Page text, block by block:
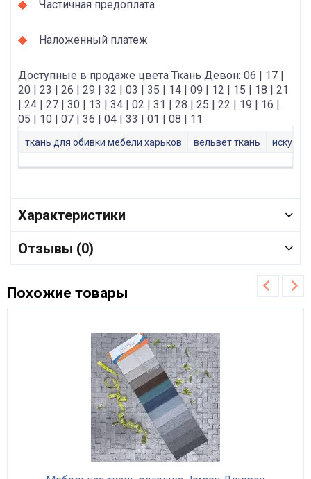
Частичная предоплата
Наложенный платеж
Доступные в продаже цвета Ткань Девон: 06 | 17 |
20 | 23 | 26 | 29 | 32 | 03 | 35 | 14 | 09 | 12 | 15 | 18 | 21
| 24 | 27 | 30 | 13 | 34 | 02 | 31 | 28 | 25 | 22 | 19 | 16 |
05 | 10 | 07 | 36 | 04 | 33 | 01 | 08 | 11
ткань для обивки мебели харьков вельвет ткань
Характеристики
Отзывы (0)
Похожие товары